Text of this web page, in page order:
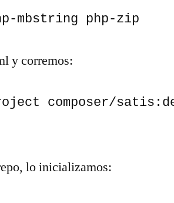
mbstring php-zip
y corremos:
composer/
lo inicializamos: